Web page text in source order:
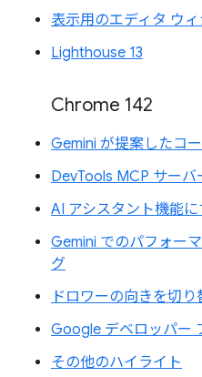
表示用のエディタ ウ
Lighthouse 13
Chrome 142
Gemini が提案したコ
DevTools MCP サーバ
AI アシスタント機能
Gemini でのパフォー
グ
ドロワーの向きを切り
Google デベロッパー
その他のハイライト